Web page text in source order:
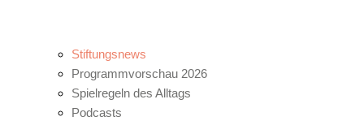
Stiftungsnews
Programmvorschau 2026
Spielregeln des Alltags
Podcasts